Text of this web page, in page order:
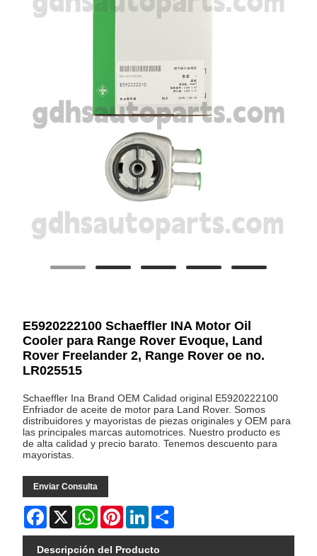
E5920222100 Schaeffler INA Motor Oil
Cooler para Range Rover Evoque, Land
Rover Freelander 2, Range Rover oe no.
LR025515
Schaeffler Ina Brand OEM Calidad original E5920222100
Enfriador de aceite de motor para Land Rover. Somos
distribuidores y mayoristas de piezas originales y OEM para
las principales marcas automotrices. Nuestro producto es
de alta calidad y precio barato. Tenemos descuento para
mayoristas.
Enviar Consulta
Facebook
X WhatsAppPinterestLinkedIn
Descripción del Producto